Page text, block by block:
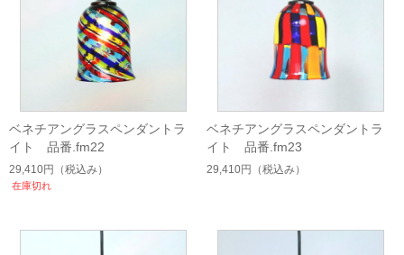
ベネチアングラスペンダントラ
イト 品番.fm22
29,410円 （税込み）
在庫切れ
ベネチアングラスペンダントラ
イト 品番.fm23
29,410円 （税込み）